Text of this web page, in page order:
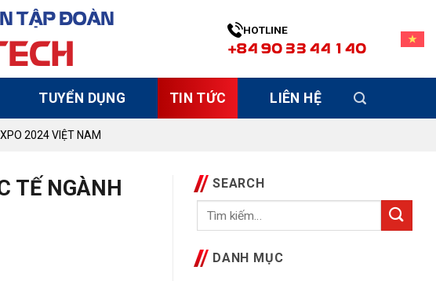
TẬP ĐOÀN
HOTLINE
+84 90 33 44 140
TUYỂN DỤNG TIN TỨC LIÊN HỆ
2024 VIỆT NAM
TẾ NGÀNH
SEARCH
DANH MỤC